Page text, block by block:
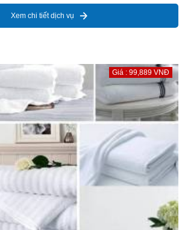
Xem chi tiết dịch vụ
Giá : 99,889 VNĐ